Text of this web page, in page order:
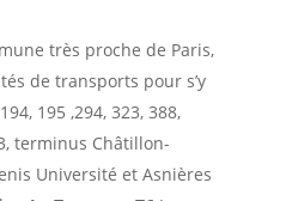
très proche de Paris,
de transports pour s’y
195 ,294, 323, 388,
terminus Châtillon-
Université et Asnières